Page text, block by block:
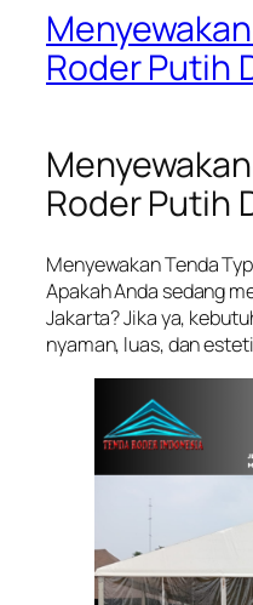
Roder Putih
Roder Putih
Menyewakan Tenda
Apakah Anda sedang
Jakarta? Jika ya,
nyaman, luas, dan